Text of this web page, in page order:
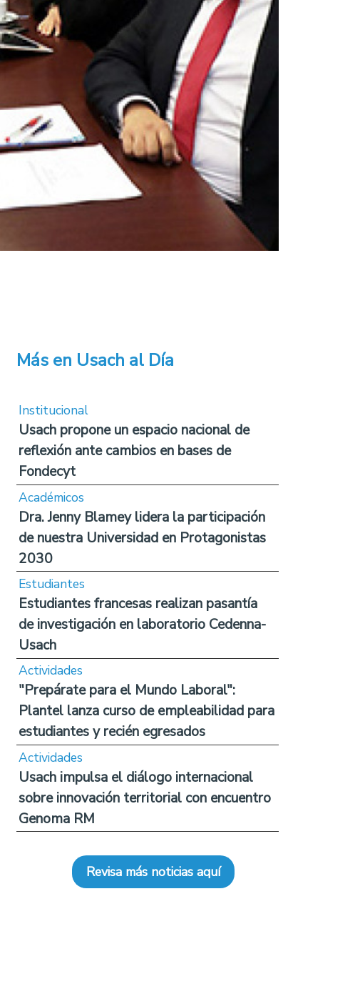
Más en Usach al Día
Institucional
Usach propone un espacio nacional de
reflexión ante cambios en bases de
Fondecyt
Académicos
Dra. Jenny Blamey lidera la participación
de nuestra Universidad en Protagonistas
2030
Estudiantes
Estudiantes francesas realizan pasantía
de investigación en laboratorio Cedenna-
Usach
Actividades
"Prepárate para el Mundo Laboral":
Plantel lanza curso de empleabilidad para
estudiantes y recién egresados
Actividades
Usach impulsa el diálogo internacional
sobre innovación territorial con encuentro
Genoma RM
Revisa más noticias aquí